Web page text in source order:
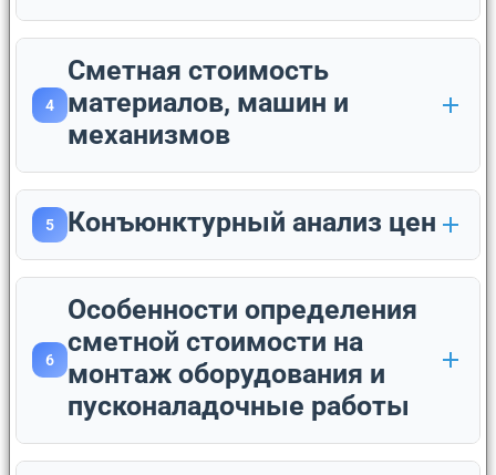
4
Сметная стоимость
материалов, машин и
механизмов
5 Конъюнктурный анализ цен
6
Особенности определения
сметной стоимости на
монтаж оборудования и
пусконаладочные работы